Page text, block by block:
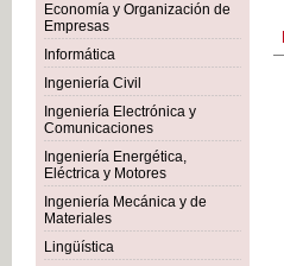
Economía y Organización de
Empresas
Informática
Ingeniería Civil
Ingeniería Electrónica y
Comunicaciones
Ingeniería Energética,
Eléctrica y Motores
Ingeniería Mecánica y de
Materiales
Lingüística